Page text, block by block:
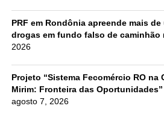
PRF em Rondônia apreende mais
drogas em fundo falso de caminhão
2026
Projeto “Sistema Fecomércio RO na
Mirim: Fronteira das
agosto 7, 2026